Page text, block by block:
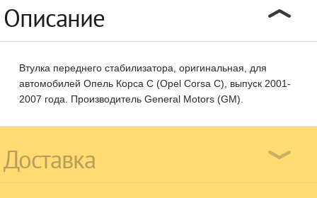
Описание
Втулка переднего стабилизатора, оригинальная, для
автомобилей Опель Корса С (Opel Corsa C), выпуск 2001-
2007 года. Производитель General Motors (GM).
Доставка